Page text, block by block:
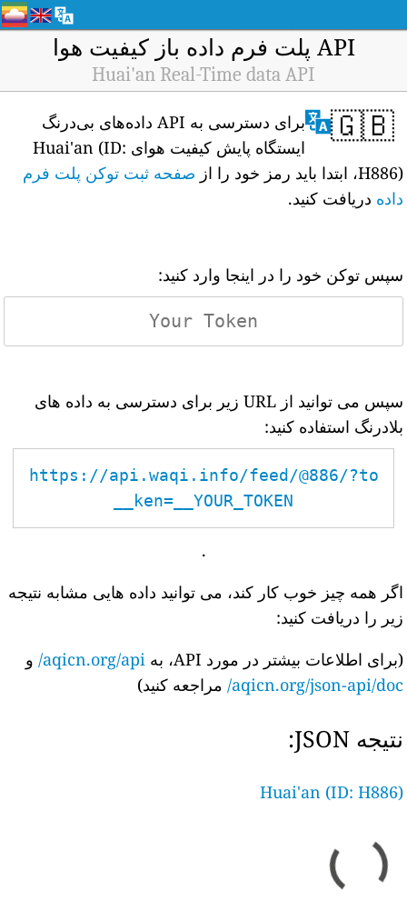
API پلت فرم داده باز کیفیت هوا
Huai'an Real-Time data API
🇬🇧
برای دسترسی به API داده‌های بی‌درنگ
ایستگاه پایش کیفیت هوای Huai'an (ID:
H886)، ابتدا باید رمز خود را از
صفحه ثبت توکن پلت فرم
داده دریافت کنید.
سپس توکن خود را در اینجا وارد کنید:
سپس می توانید از URL زیر برای دسترسی به داده های
بلادرنگ استفاده کنید:
https://api.waqi.info/feed/@886/?to
ken=__YOUR_TOKEN__
.
اگر همه چیز خوب کار کند، می توانید داده هایی مشابه نتیجه
زیر را دریافت کنید:
(برای اطلاعات بیشتر در مورد API، به
aqicn.org/api/ و
aqicn.org/json-api/doc/ مراجعه کنید)
نتیجه JSON:
Huai'an (ID: H886)